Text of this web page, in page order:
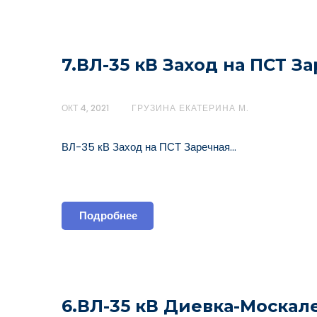
7.ВЛ-35 кВ Заход на ПСТ
ОКТ 4, 2021 ГРУЗИНА ЕКАТЕРИНА М.
ВЛ-35 кВ Заход на ПСТ Заречная…
Подробнее
6.ВЛ-35 кВ Диевка-